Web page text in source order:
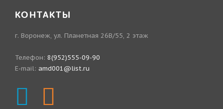
КОНТАКТЫ
г. Воронеж, ул. Планетная 26В/55, 2 этаж
Телефон: 8(952)555-09-90
E-mail: amd001@list.ru